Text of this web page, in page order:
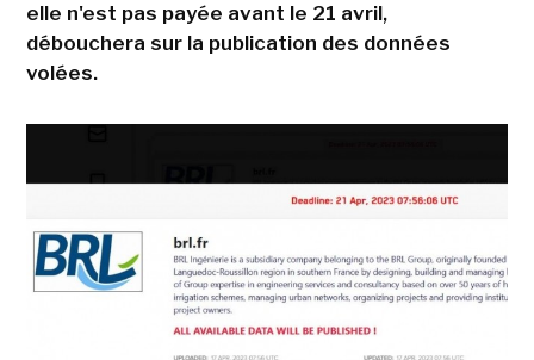
elle n'est pas payée avant le 21 avril,
débouchera sur la publication des données
volées.